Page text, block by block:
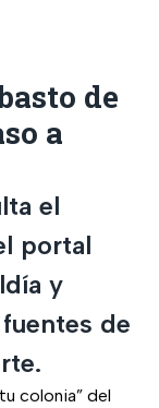
de
a
el
portal
y
de
colonia” del